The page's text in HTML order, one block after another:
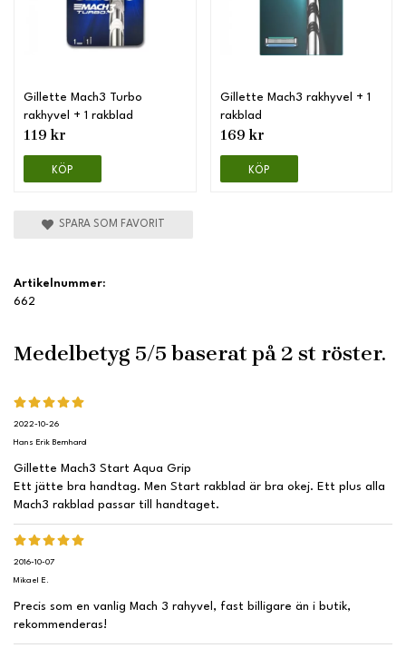
Gillette Mach3 Turbo
rakhyvel + 1 rakblad
119 kr
KÖP
Gillette Mach3 rakhyvel + 1
rakblad
169 kr
KÖP
SPARA SOM FAVORIT
Artikelnummer:
662
Medelbetyg 5/5 baserat på 2 st röster.
2022-10-26
Hans Erik Bernhard
Gillette Mach3 Start Aqua Grip
Ett jätte bra handtag. Men Start rakblad är bra okej. Ett plus alla
Mach3 rakblad passar till handtaget.
2016-10-07
Mikael E.
Precis som en vanlig Mach 3 rahyvel, fast billigare än i butik,
rekommenderas!